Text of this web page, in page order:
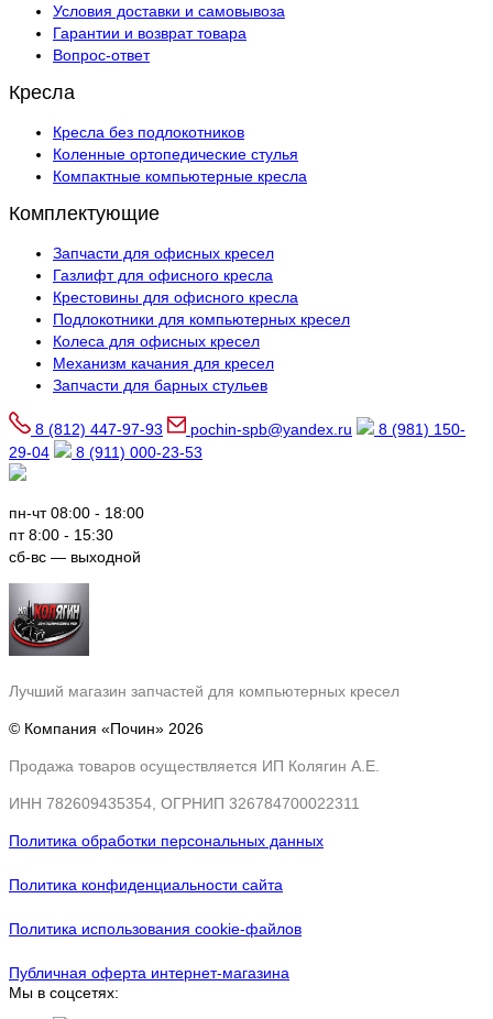
Условия доставки и самовывоза
Гарантии и возврат товара
Вопрос-ответ
Кресла
Кресла без подлокотников
Коленные ортопедические стулья
Компактные компьютерные кресла
Комплектующие
Запчасти для офисных кресел
Газлифт для офисного кресла
Крестовины для офисного кресла
Подлокотники для компьютерных кресел
Колеса для офисных кресел
Механизм качания для кресел
Запчасти для барных стульев
8 (812) 447-97-93 pochin-spb@yandex.ru
8 (981) 150-
29-04
8 (911) 000-23-53
пн-чт 08:00 - 18:00
пт 8:00 - 15:30
сб-вс — выходной
Лучший магазин запчастей для компьютерных кресел
© Компания «Почин» 2026
Продажа товаров осуществляется ИП Колягин А.Е.
ИНН 782609435354, ОГРНИП 326784700022311
Политика обработки персональных данных
Политика конфиденциальности сайта
Политика использования cookie-файлов
Публичная оферта интернет-магазина
Мы в соцсетях: